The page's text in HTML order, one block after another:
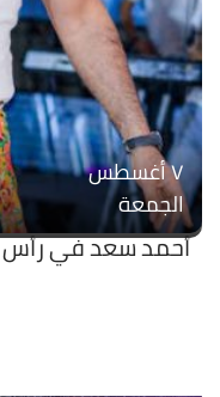
۷ أغسطس
الجمعة
أحمد سعد في رأس